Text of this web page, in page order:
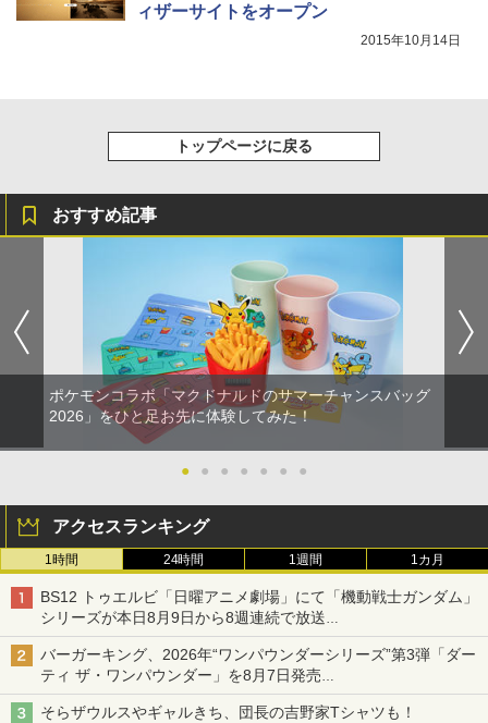
ィザーサイトをオープン
2015年10月14日
トップページに戻る
おすすめ記事
ポケモンコラボ「マクドナルドのサマーチャンスバッグ
2026」をひと足お先に体験してみた！
● ● ● ● ● ● ●
アクセスランキング
1時間 24時間 1週間 1カ月
BS12 トゥエルビ「日曜アニメ劇場」にて「機動戦士ガンダム」
シリーズが本日8月9日から8週連続で放送
初回は「機動戦士ガンダム【HDリマスター版】」
バーガーキング、2026年“ワンパウンダーシリーズ”第3弾「ダー
ティ ザ・ワンパウンダー」を8月7日発売
「特製ガーリックマヨソース」を使用した超大型チーズバーガー
そらザウルスやギャルきち、団長の吉野家Tシャツも！